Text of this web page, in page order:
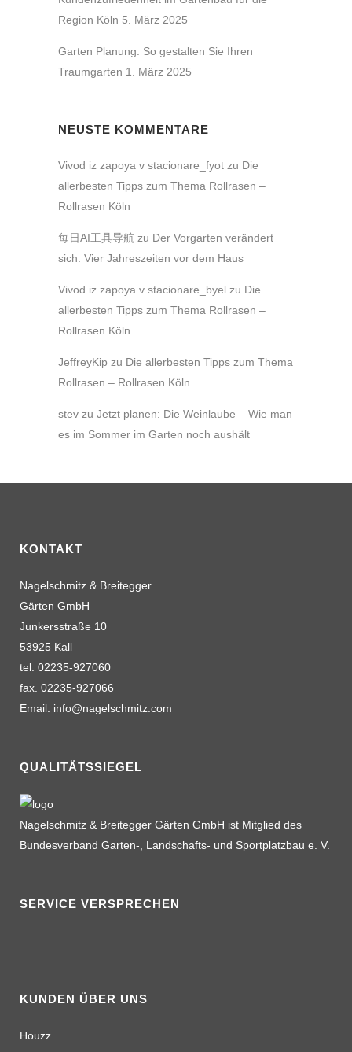
Region Köln 5. März 2025
Garten Planung: So gestalten Sie Ihren
Traumgarten 1. März 2025
NEUSTE KOMMENTARE
Vivod iz zapoya v stacionare_fyot zu Die
allerbesten Tipps zum Thema Rollrasen –
Rollrasen Köln
每日AI工具导航 zu Der Vorgarten verändert
sich: Vier Jahreszeiten vor dem Haus
Vivod iz zapoya v stacionare_byel zu Die
allerbesten Tipps zum Thema Rollrasen –
Rollrasen Köln
JeffreyKip zu Die allerbesten Tipps zum Thema
Rollrasen – Rollrasen Köln
stev zu Jetzt planen: Die Weinlaube – Wie man
es im Sommer im Garten noch aushält
KONTAKT
Nagelschmitz & Breitegger
Gärten GmbH
Junkersstraße 10
53925 Kall
tel. 02235-927060
fax. 02235-927066
Email: info@nagelschmitz.com
QUALITÄTSSIEGEL
Nagelschmitz & Breitegger Gärten GmbH ist Mitglied des
Bundesverband Garten-, Landschafts- und Sportplatzbau e. V.
SERVICE VERSPRECHEN
KUNDEN ÜBER UNS
Houzz